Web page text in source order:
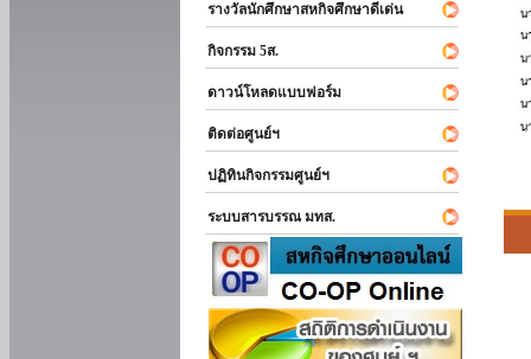
รางวัลนักศึกษาสหกิจศึกษาดีเด่น
กิจกรรม 5ส.
ดาวน์โหลดแบบฟอร์ม
ติดต่อศูนย์ฯ
ปฏิทินกิจกรรมศูนย์ฯ
ระบบสารบรรณ มทส.